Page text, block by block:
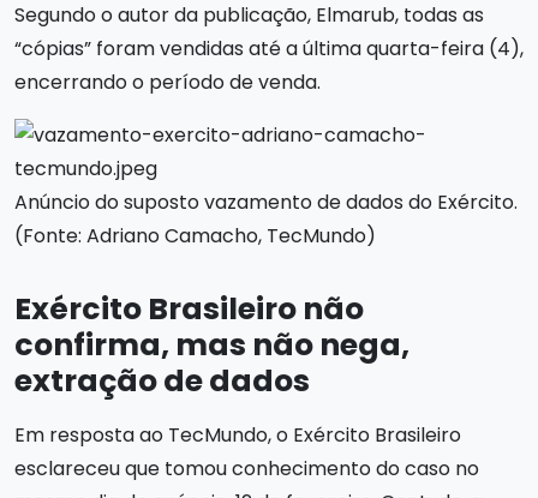
Segundo o autor da publicação, Elmarub, todas as
“cópias” foram vendidas até a última quarta-feira (4),
encerrando o período de venda.
Anúncio do suposto vazamento de dados do Exército.
(Fonte: Adriano Camacho, TecMundo)
Exército Brasileiro não
confirma, mas não nega,
extração de dados
Em resposta ao TecMundo, o Exército Brasileiro
esclareceu que tomou conhecimento do caso no